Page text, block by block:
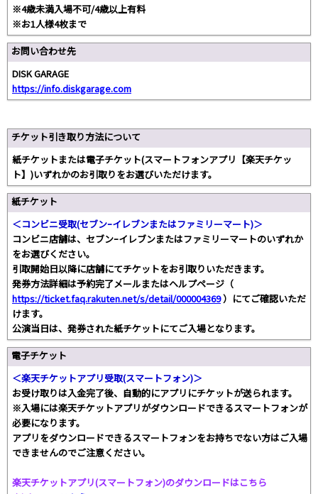
※4歳未満入場不可/4歳以上有料
※お1人様4枚まで
お問い合わせ先
DISK GARAGE
https://info.diskgarage.com
チケット引き取り方法について
紙チケットまたは電子チケット(スマートフォンアプリ【楽天チケッ
ト】)いずれかのお引取りをお選びいただけます。
紙チケット
＜コンビニ受取(セブンｰイレブンまたはファミリーマート)＞
コンビニ店舗は、セブンｰイレブンまたはファミリーマートのいずれか
をお選びください。
引取開始日以降に店舗にてチケットをお引取りいただきます。
発券方法詳細は予約完了メールまたはヘルプページ（
https://ticket.faq.rakuten.net/s/detail/000004369）にてご確認いただ
けます。
公演当日は、発券された紙チケットにてご入場となります。
電子チケット
＜楽天チケットアプリ受取(スマートフォン)＞
お受け取りは入金完了後、自動的にアプリにチケットが送られます。
※入場には楽天チケットアプリがダウンロードできるスマートフォンが
必要になります。
アプリをダウンロードできるスマートフォンをお持ちでない方はご入場
できませんのでご注意ください。
楽天チケットアプリ(スマートフォン)のダウンロードはこちら